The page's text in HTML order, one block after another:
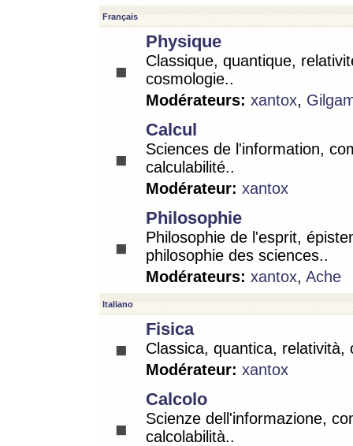
Français
Physique
Classique, quantique,
cosmologie..
Modérateurs: xantox,
Calcul
Sciences de l'information,
calculabilité..
Modérateur: xantox
Philosophie
Philosophie de l'esprit,
philosophie des sciences..
Modérateurs: xantox, Ache
Italiano
Fisica
Classica, quantica, relatività,
Modérateur: xantox
Calcolo
Scienze dell'informazione,
calcolabilità..